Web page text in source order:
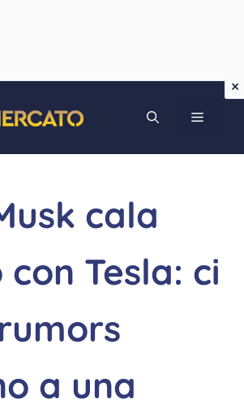
MENU
cala
con Tesla: ci
a una